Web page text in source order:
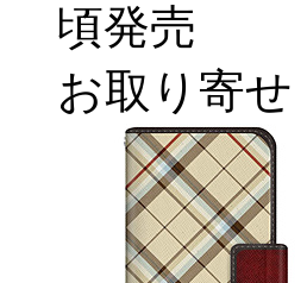
頃発売
お取り寄せ